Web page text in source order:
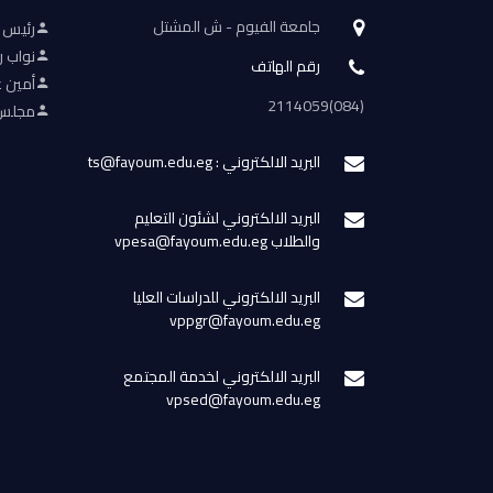
جامعة الفيوم - ش المشتل
رقم الهاتف
(084)2114059
البريد الالكتروني : ts@fayoum.edu.eg
البريد الالكتروني لشئون التعليم
والطلاب vpesa@fayoum.edu.eg
البريد الالكتروني للدراسات العليا
vppgr@fayoum.edu.eg
البريد الالكتروني لخدمة المجتمع
vpsed@fayoum.edu.eg
رئيس
نواب
أمين